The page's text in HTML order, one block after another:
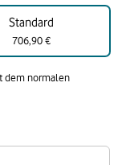
Standard
706,90 €
dem normalen